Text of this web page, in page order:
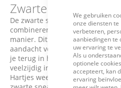
We gebruiken
onze diensten te
verbeteren,
aanbiedingen te
uw ervaring te
Als u
optionele
accepteert, kan
ervaring
Zwarte sneakers
De zwarte sneakers voordames
combineren stijl, comfort en
manier. Dit Oostenrijkse merk
aandacht voor detail en
je terug in hun sneakers.
veelzijdig in styling, maar
Hartjes weet dit perfect te